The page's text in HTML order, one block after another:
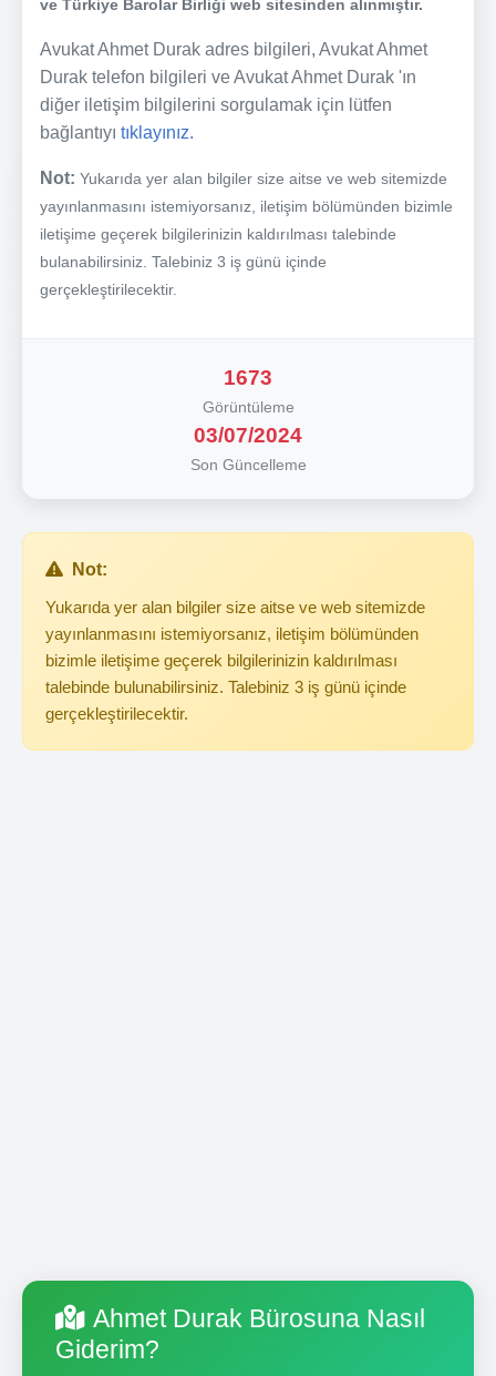
ve Türkiye Barolar Birliği web sitesinden alınmıştır.
Avukat Ahmet Durak adres bilgileri, Avukat Ahmet
Durak telefon bilgileri ve Avukat Ahmet Durak 'ın
diğer iletişim bilgilerini sorgulamak için lütfen
bağlantıyı tıklayınız.
Not: Yukarıda yer alan bilgiler size aitse ve web sitemizde
yayınlanmasını istemiyorsanız, iletişim bölümünden bizimle
iletişime geçerek bilgilerinizin kaldırılması talebinde
bulanabilirsiniz. Talebiniz 3 iş günü içinde
gerçekleştirilecektir.
1673
Görüntüleme
03/07/2024
Son Güncelleme
Not:
Yukarıda yer alan bilgiler size aitse ve web sitemizde
yayınlanmasını istemiyorsanız, iletişim bölümünden
bizimle iletişime geçerek bilgilerinizin kaldırılması
talebinde bulunabilirsiniz. Talebiniz 3 iş günü içinde
gerçekleştirilecektir.
Ahmet Durak Bürosuna Nasıl
Giderim?